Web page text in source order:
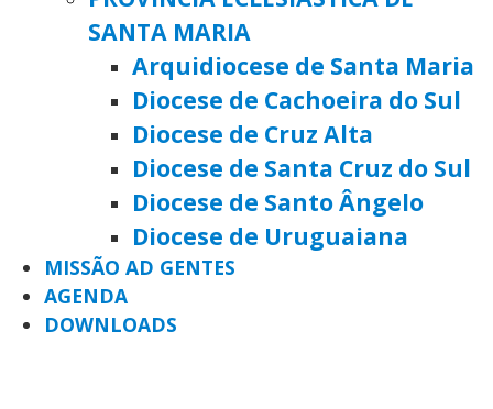
SANTA MARIA
Arquidiocese de Santa Maria
Diocese de Cachoeira do Sul
Diocese de Cruz Alta
Diocese de Santa Cruz do Sul
Diocese de Santo Ângelo
Diocese de Uruguaiana
MISSÃO AD GENTES
AGENDA
DOWNLOADS